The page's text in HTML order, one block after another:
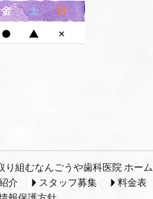
組むなんごうや歯科医院 ホーム
介 スタッフ募集 料金表